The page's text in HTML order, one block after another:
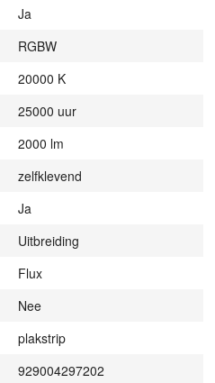
Ja
RGBW
20000 K
25000 uur
2000 lm
zelfklevend
Ja
Uitbreiding
Flux
Nee
plakstrip
929004297202